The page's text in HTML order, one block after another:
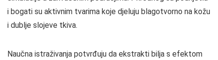
i bogati su aktivnim tvarima koje djeluju blagotvorno na kožu
i dublje slojeve tkiva.
Naučna istraživanja potvrđuju da ekstrakti bilja s efektom